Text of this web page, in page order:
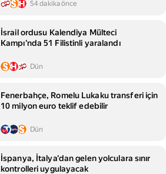
54 dakika önce
İsrail ordusu Kalendiya Mülteci
Kampı'nda 51 Filistinli yaralandı
Dün
Fenerbahçe, Romelu Lukaku transferi için
10 milyon euro teklif edebilir
Dün
İspanya, İtalya'dan gelen yolculara sınır
kontrolleri uygulayacak